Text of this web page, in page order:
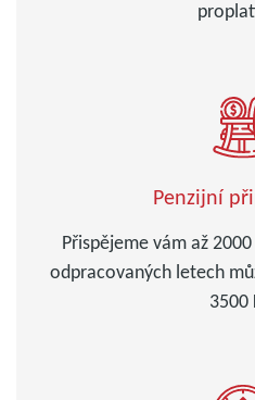
Penzijní
Přispějeme vám až
odpracovaných letech
3500